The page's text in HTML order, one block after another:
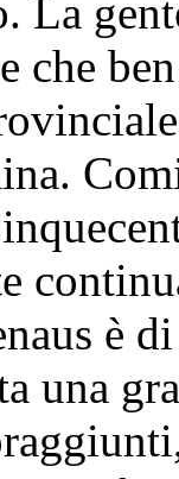
La
che
è
una